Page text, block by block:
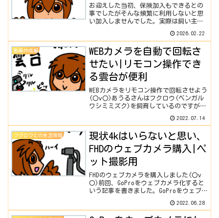
お迎えした当初、保険加入もできるとの
事でしたがそんな頻繁に利用しないと思
い加入しませんでした。実際は飼い主で
病院に連れていくという状態でした。結
いオススメしたいと思います。
2026.02.22
動画作成編
WEBカメラを自動で回転さ
せたい|リモコン操作でき
る雲台が便利
WEBカメラをリモコン操作で回転させよう
(〇v〇)あうるさんはフクロウ(ベンガル
ワシミミズク)を飼育しているのですが、
にて動画の投稿をやっています(゜゜)今
り、色々...
2022.07.14
フクロウとの生活情報
現状4kはいらないと思い、
FHDのウェブカメラ購入|ペ
ット撮影用
FHDのウェブカメラを購入しました(〇v
〇)前回、GoProをウェブカメラ化すると
いう記事を書きました。GoProをウェブ
ンカメラとして使用するには優秀な
GoProですが、ウェブカメラとしては、
2022.06.28